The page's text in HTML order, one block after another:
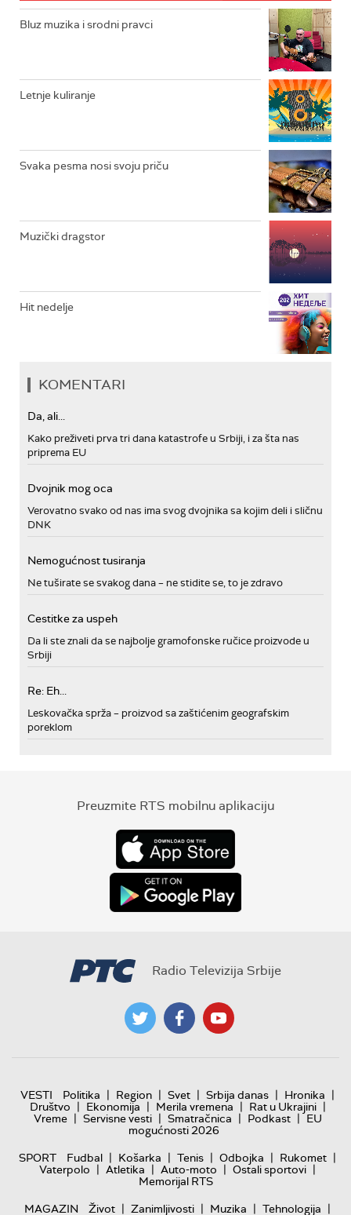
RADIO DŽEZER
Bluz muzika i srodni pravci
Letnje kuliranje
Svaka pesma nosi svoju priču
Muzički dragstor
Hit nedelje
KOMENTARI
Da, ali...
Kako preživeti prva tri dana katastrofe u Srbiji, i za šta nas
priprema EU
Dvojnik mog oca
Verovatno svako od nas ima svog dvojnika sa kojim deli i sličnu
DNK
Nemogućnost tusiranja
Ne tuširate se svakog dana – ne stidite se, to je zdravo
Cestitke za uspeh
Da li ste znali da se najbolje gramofonske ručice proizvode u
Srbiji
Re: Eh...
Leskovačka sprža – proizvod sa zaštićenim geografskim
poreklom
Preuzmite RTS mobilnu aplikaciju
Radio Televizija Srbije
VESTI Politika | Region | Svet | Srbija danas | Hronika |
Društvo | Ekonomija | Merila vremena | Rat u Ukrajini |
Vreme | Servisne vesti | Smatračnica | Podkast | EU
mogućnosti 2026
SPORT
Fudbal | Košarka | Tenis | Odbojka | Rukomet |
Vaterpolo | Atletika | Auto-moto | Ostali sportovi |
Memorijal RTS
MAGAZIN
Život | Zanimljivosti | Muzika | Tehnologija |